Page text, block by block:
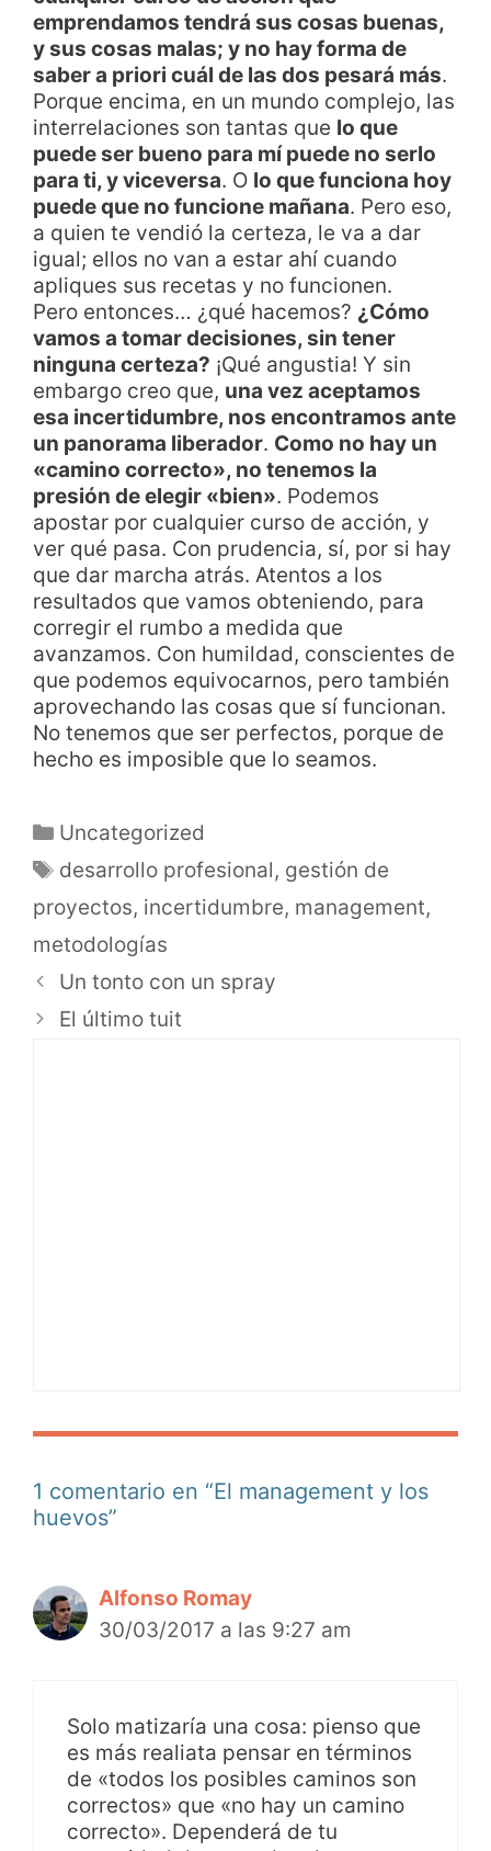
emprendamos tendrá sus cosas buenas,
y sus cosas malas; y no hay forma de
saber a priori cuál de las dos pesará más.
Porque encima, en un mundo complejo, las
interrelaciones son tantas que lo que
puede ser bueno para mí puede no serlo
para ti, y viceversa. O lo que funciona hoy
puede que no funcione mañana. Pero eso,
a quien te vendió la certeza, le va a dar
igual; ellos no van a estar ahí cuando
apliques sus recetas y no funcionen.
Pero entonces… ¿qué hacemos? ¿Cómo
vamos a tomar decisiones, sin tener
ninguna certeza? ¡Qué angustia! Y sin
embargo creo que, una vez aceptamos
esa incertidumbre, nos encontramos ante
un panorama liberador. Como no hay un
«camino correcto», no tenemos la
presión de elegir «bien». Podemos
apostar por cualquier curso de acción, y
ver qué pasa. Con prudencia, sí, por si hay
que dar marcha atrás. Atentos a los
resultados que vamos obteniendo, para
corregir el rumbo a medida que
avanzamos. Con humildad, conscientes de
que podemos equivocarnos, pero también
aprovechando las cosas que sí funcionan.
No tenemos que ser perfectos, porque de
hecho es imposible que lo seamos.
Uncategorized
desarrollo profesional, gestión de
proyectos, incertidumbre, management,
metodologías
Un tonto con un spray
El último tuit
1 comentario en “El management y los
huevos”
Alfonso Romay
30/03/2017 a las 9:27 am
Solo matizaría una cosa: pienso que
es más realiata pensar en términos
de «todos los posibles caminos son
correctos» que «no hay un camino
correcto». Dependerá de tu